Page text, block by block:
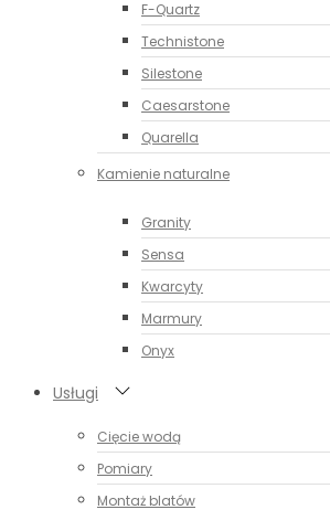
F-Quartz
Technistone
Silestone
Caesarstone
Quarella
Kamienie naturalne
Granity
Sensa
Kwarcyty
Marmury
Onyx
Usługi
Cięcie wodą
Pomiary
Montaż blatów